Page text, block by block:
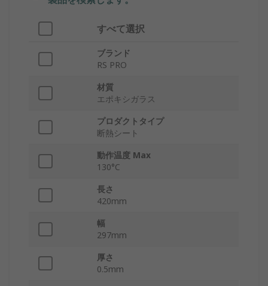
すべて選択
ブランド
RS PRO
材質
エポキシガラス
プロダクトタイプ
断熱シート
動作温度 Max
130°C
長さ
420mm
幅
297mm
厚さ
0.5mm